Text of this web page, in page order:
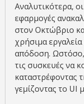
Αναλυτικότερα,
εφαρμογές
στον Οκτώβριο
χρήσιμα
απόδοση. Ωστόσο,
τις συσκευές να
καταστρέφοντας
γεμίζοντας το UI